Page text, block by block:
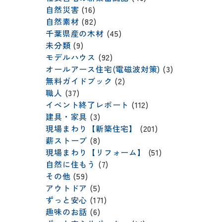
自然災害 (16)
自然素材 (82)
千葉県産の木材 (45)
未分類 (9)
モデルハウス (92)
オールアース住宅(電磁波対策) (3)
無料ガイドブック (2)
職人 (37)
イベント終了レポート (112)
建具・家具 (3)
現場まわり【新築住宅】
(201)
薪ストーブ (8)
現場まわり【リフォーム】
(51)
自然に住もう (7)
その他 (59)
アウトドア (5)
ずっと安心 (171)
趣味のお話 (6)